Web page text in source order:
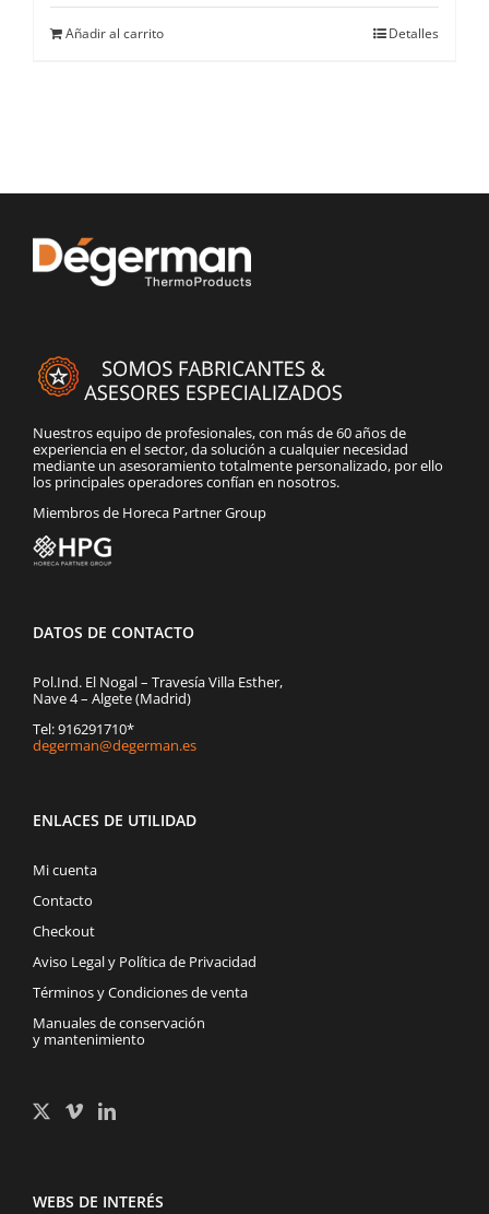
Añadir al carrito Detalles
Nuestros equipo de profesionales, con más de 60 años de
experiencia en el sector, da solución a cualquier necesidad
mediante un asesoramiento totalmente personalizado, por ello
los principales operadores confían en nosotros.
Miembros de Horeca Partner Group
DATOS DE CONTACTO
Pol.Ind. El Nogal – Travesía Villa Esther,
Nave 4 – Algete (Madrid)
Tel: 916291710*
degerman@degerman.es
ENLACES DE UTILIDAD
Mi cuenta
Contacto
Checkout
Aviso Legal y Política de Privacidad
Términos y Condiciones de venta
Manuales de conservación
y mantenimiento
WEBS DE INTERÉS